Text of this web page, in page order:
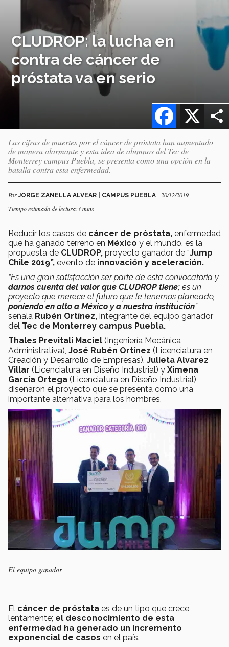
CLUDROP: la lucha en
contra de cáncer de
próstata va en serio
X
Facebook
Las cifras de muertes por el cáncer de próstata han aumentado
de manera alarmante y esta idea de alumnos del Tec de
Monterrey campus Puebla, se presenta como una opción en la
batalla contra esta enfermedad.
PorJORGE ZANELLA ALVEAR | CAMPUS PUEBLA - 20/12/2019
Tiempo estimado de lectura:3 mins
Reducir los casos de cáncer de próstata, enfermedad
que ha ganado terreno en México y el mundo, es la
propuesta de CLUDROP, proyecto ganador de “Jump
Chile 2019”, evento de innovación y aceleración.
“Es una gran satisfacción ser parte de esta convocatoria y
darnos cuenta del valor que CLUDROP tiene; es un
proyecto que merece el futuro que le tenemos planeado,
poniendo en alto a México y a nuestra institución”
señala Rubén Ortínez, integrante del equipo ganador
del Tec de Monterrey campus Puebla.
Thales Previtali Maciel (Ingeniería Mecánica
Administrativa), José Rubén Ortínez (Licenciatura en
Creación y Desarrollo de Empresas), Julieta Alvarez
Villar (Licenciatura en Diseño Industrial) y Ximena
García Ortega (Licenciatura en Diseño Industrial)
diseñaron el proyecto que se presenta como una
importante alternativa para los hombres.
El equipo ganador
El cáncer de próstata es de un tipo que crece
lentamente; el desconocimiento de esta
enfermedad ha generado un incremento
exponencial de casos en el país.